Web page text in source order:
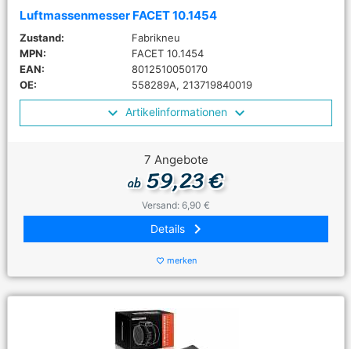
Luftmassenmesser FACET 10.1454
Zustand:
Fabrikneu
MPN:
FACET 10.1454
EAN:
8012510050170
OE:
558289A, 213719840019
Artikelinformationen
7 Angebote
ab59,23 €
Versand: 6,90 €
Details keyboard_arrow_right
favorite_border merken